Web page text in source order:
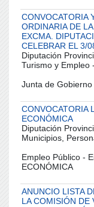
CONVOCATORIA
ORDINARIA DE
EXCMA.
CELEBRAR EL 3/
Diputación
Turismo y Empleo
Junta de
CONVOCATORIA
ECONÓMICA
Diputación
Municipios,
Empleo Público -
ECONÓMICA
ANUNCIO LISTA
LA COMISIÓN DE